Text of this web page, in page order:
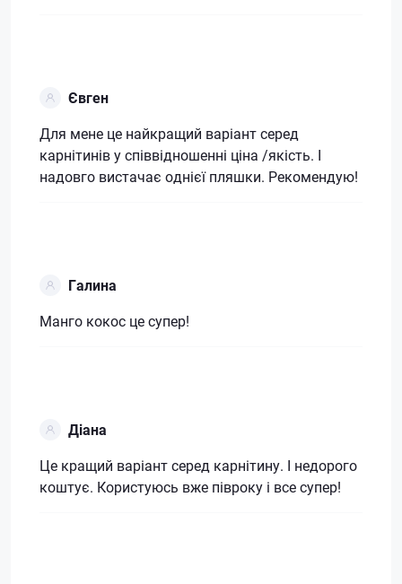
Євген
Для мене це найкращий варіант серед
карнітинів у співвідношенні ціна /якість. І
надовго вистачає однієї пляшки. Рекомендую!
Галина
Манго кокос це супер!
Діана
Це кращий варіант серед карнітину. І недорого
коштує. Користуюсь вже півроку і все супер!